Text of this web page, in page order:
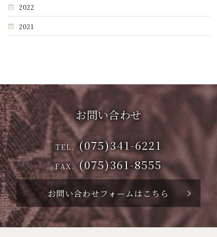
2022
2021
お問い合わせ
TEL. (075)341-6221
FAX.(075)361-8555
お問い合わせフォームはこちら